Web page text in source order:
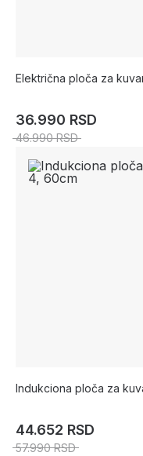
Električna ploča za
36.990 RSD
46.990 RSD
Indukciona ploča za
44.652 RSD
57.990 RSD